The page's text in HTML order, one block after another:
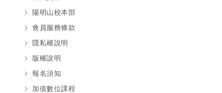
陽明山校本部
會員服務條款
隱私權說明
版權說明
報名須知
加值數位課程